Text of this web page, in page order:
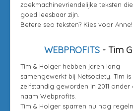
zoekmachinevriendelijke teksten
goed leesbaar zijn.
Betere seo teksten? Kies voor Anne!
WEBPROFITS - Tim
Tim & Holger hebben jaren lang
samengewerkt bij Netsociety. Tim is
zelfstandig geworden in 2011 onder
naam Webprofits.
Tim & Holger sparren nu nog